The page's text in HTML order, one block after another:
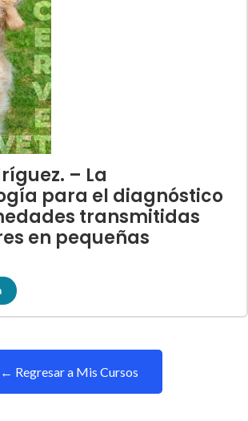
– La
para el diagnóstico
transmitidas
en pequeñas
← Regresar a Mis Cursos